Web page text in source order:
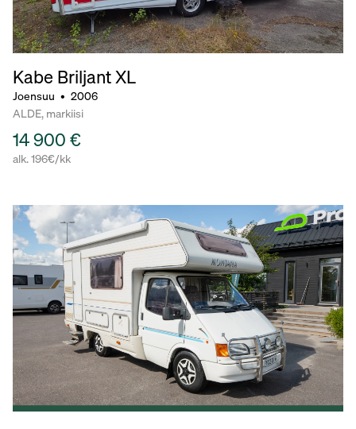
Kabe BriljantXL
Joensuu • 2006
ALDE, markiisi
14 900 €
alk. 196€/kk